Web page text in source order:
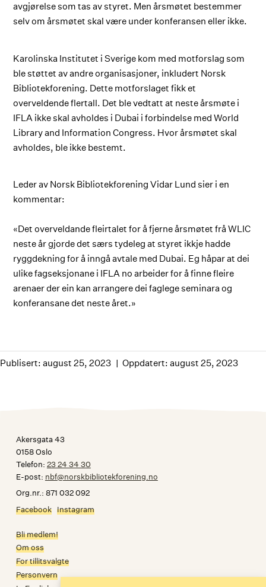
avgjørelse som tas av styret. Men årsmøtet bestemmer
selv om årsmøtet skal være under konferansen eller ikke.
Karolinska Institutet i Sverige kom med motforslag som
ble støttet av andre organisasjoner, inkludert Norsk
Bibliotekforening. Dette motforslaget fikk et
overveldende flertall. Det ble vedtatt at neste årsmøte i
IFLA ikke skal avholdes i Dubai i forbindelse med World
Library and Information Congress. Hvor årsmøtet skal
avholdes, ble ikke bestemt.
Leder av Norsk Bibliotekforening Vidar Lund sier i en
kommentar:
«Det overveldande fleirtalet for å fjerne årsmøtet frå WLIC
neste år gjorde det særs tydeleg at styret ikkje hadde
ryggdekning for å inngå avtale med Dubai. Eg håpar at dei
ulike fagseksjonane i IFLA no arbeider for å finne fleire
arenaer der ein kan arrangere dei faglege seminara og
konferansane det neste året.»
Publisert: august 25, 2023 Oppdatert: august 25, 2023
Akersgata 43
0158 Oslo
Telefon: 23 24 34 30
E-post: nbf@norskbibliotekforening.no
Org.nr.: 871 032 092
Facebook Instagram
Bli medlem!
Om oss
For tillitsvalgte
Personvern